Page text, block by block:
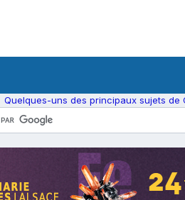
Quelques-uns des principaux sujets de